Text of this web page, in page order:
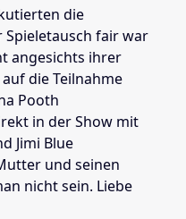
die
Spieletausch fair war
angesichts ihrer
die Teilnahme
Pooth
in der Show mit
Jimi Blue
und seinen
nicht sein. Liebe